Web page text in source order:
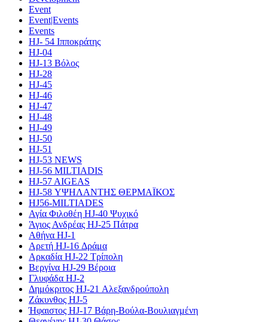
Event
Event|Events
Events
HJ- 54 Ιπποκράτης
HJ-04
HJ-13 Βόλος
HJ-28
HJ-45
HJ-46
HJ-47
HJ-48
HJ-49
HJ-50
HJ-51
HJ-53 NEWS
HJ-56 MILTIADIS
HJ-57 AIGEAS
HJ-58 ΥΨΗΛΑΝΤΗΣ ΘΕΡΜΑΪΚΟΣ
HJ56-MILTIADES
Αγία Φιλοθέη HJ-40 Ψυχικό
Άγιος Ανδρέας HJ-25 Πάτρα
Αθήνα HJ-1
Αρετή HJ-16 Δράμα
Αρκαδία HJ-22 Τρίπολη
Βεργίνα HJ-29 Βέροια
Γλυφάδα HJ-2
Δημόκριτος HJ-21 Αλεξανδρούπολη
Ζάκυνθος HJ-5
Ήφαιστος HJ-17 Βάρη-Βούλα-Βουλιαγμένη